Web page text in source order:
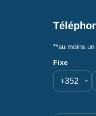
**au moins
Fixe
+352